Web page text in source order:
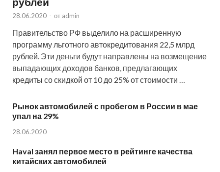
28.06.2020 - от admin
Правительство РФ выделило на расширенную
программу льготного автокредитования 22,5 млрд
рублей. Эти деньги будут направлены на возмещение
выпадающих доходов банков, предлагающих
кредиты со скидкой от 10 до 25% от стоимости …
Рынок автомобилей с пробегом в России в мае
упал на 29%
28.06.2020
Haval занял первое место в рейтинге качества
китайских автомобилей